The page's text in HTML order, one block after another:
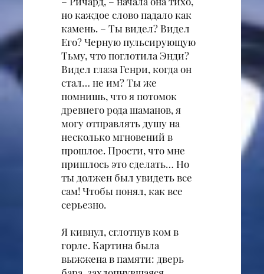
но каждое слово падало как
камень. – Ты видел? Видел
Его? Черную пульсирующую
Тьму, что поглотила Энди?
Видел глаза Генри, когда он
стал… не им? Ты же
помнишь, что я потомок
древнего рода шаманов, я
могу отправлять душу на
несколько мгновений в
прошлое. Прости, что мне
пришлось это сделать… Но
ты должен был увидеть все
сам! Чтобы понял, как все
серьезно.
Я кивнул, сглотнув ком в
горле. Картина была
выжжена в памяти: дверь